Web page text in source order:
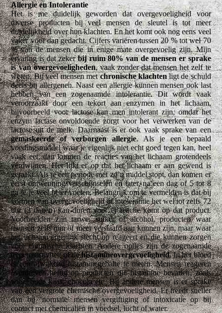
Allergie en Intolerantie
Het is me duidelijk geworden dat overgevoeligheid voor
diverse producten bij veel mensen de sleutel is tot meer
duidelijkheid over hun klachten. En het komt ook nog eens veel
vaker voor dan gedacht. Cijfers variëren tussen 20 % tot wel 70
% van de mensen die in enige mate overgevoelig zijn. Mijn
ervaring is dat zekerbij ruim 80% van de mensen er sprake
is van overgevoeligheden, vaak zonder dat mensen het zelf te
weten. Bij veel mensen metchronische klachtenligt de schuld
deels bij allergenen. Naast een allergie kunnen mensen ook last
hebben van een zogenaamde intolerantie. Dit wordt vaak
veroorzaakt door een tekort aan enzymen in het lichaam,
bijvoorbeeld voor lactose kan men intolerant zijn, omdat het
enzym lactase onvoldoende zorgt voor het verwerken van de
lactose uit de melk. Daarnaast is er ook vaak sprake van een
gemaskeerde of verborgen allergie. Als je een bepaald
voedingsmiddel waar je eigenlijk niet echt goed tegen kan, heel
vaak eet, dan kunnen de reacties van het lichaam grotendeels
verdwijnen. Het lijkt er op dat het lichaam er aan gewend is
geraakt. Als je een periode met zo’n middel stopt, dan komen er
eerst ontwenningsverschijnselen en later, na een dag of 5 tot 8
ga je je veel beter voelen. Belangrijk om te vermelden is dat bij
vormen van overgevoeligheid of intolerantie het wel tot zelfs 72
uur (3 dagen) kan duren voor er reactie komt op dat product.
Voorbeelden zijn tarwe, suiker of alcohol, producten waar
mensen zelfs min of meer verslaafd aan kunnen zijn, maar waar
het lichaam eigenlijk slecht op reageert en die kunnen zorgen
voor chronische klachten. Andere opties zijn de zogenaamde
hyperreactiviteit of dehistamineovergevoeligheid. In het bloed
is een afwijkend histaminegehalte te meten. Mensen reageren
overdreven heftig op producten die histamine bevatten, zoals
wijn, oude kaas, chocola etc. Bij andere mensen is er sprake
van een vergrote chemische overgevoeligheid. Er treedt sneller
dan bij ‘normale’ mensen vergiftiging of intoxicatie op bij
contact met chemicaliën in voedsel, lucht of water.